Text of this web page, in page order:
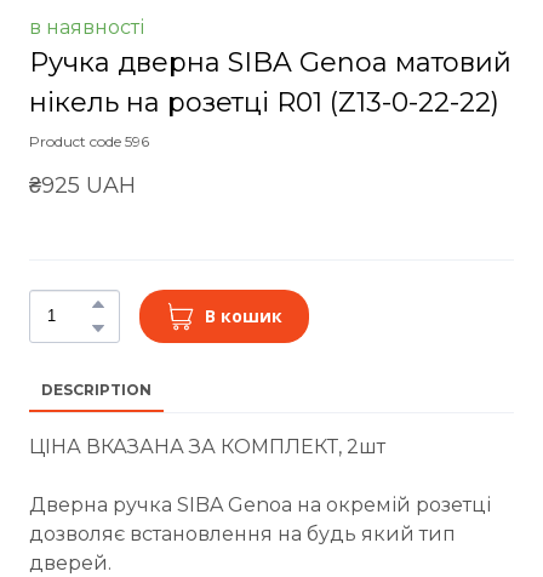
в наявності
Ручка дверна SIBA Genoa матовий
нікель на розетці R01 (Z13-0-22-22)
Product code 596
₴925 UAH
В кошик
DESCRIPTION
ЦІНА ВКАЗАНА ЗА КОМПЛЕКТ, 2шт
Дверна ручка SIBA Genoa на окремій розетці
дозволяє встановлення на будь який тип
дверей.